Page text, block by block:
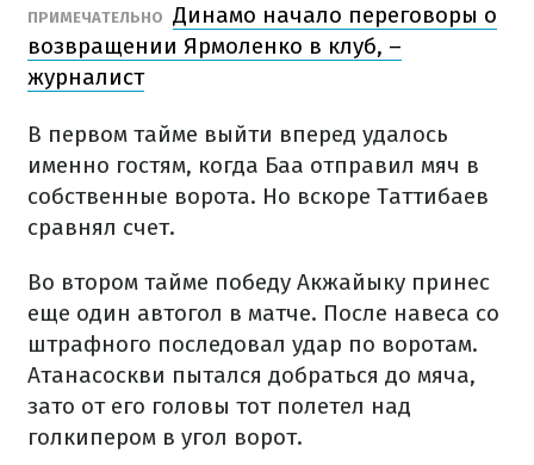
ПРИМЕЧАТЕЛЬНО Динамо начало переговоры о
возвращении Ярмоленко в клуб, –
журналист
В первом тайме выйти вперед удалось
именно гостям, когда Баа отправил мяч в
собственные ворота. Но вскоре Таттибаев
сравнял счет.
Во втором тайме победу Акжайыку принес
еще один автогол в матче. После навеса со
штрафного последовал удар по воротам.
Атанасоскви пытался добраться до мяча,
зато от его головы тот полетел над
голкипером в угол ворот.